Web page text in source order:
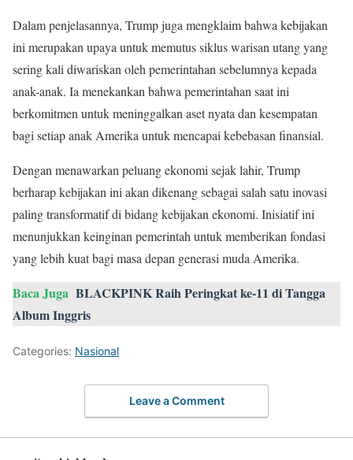
Dalam penjelasannya, Trump juga mengklaim bahwa kebijakan
ini merupakan upaya untuk memutus siklus warisan utang yang
sering kali diwariskan oleh pemerintahan sebelumnya kepada
anak-anak. Ia menekankan bahwa pemerintahan saat ini
berkomitmen untuk meninggalkan aset nyata dan kesempatan
bagi setiap anak Amerika untuk mencapai kebebasan finansial.
Dengan menawarkan peluang ekonomi sejak lahir, Trump
berharap kebijakan ini akan dikenang sebagai salah satu inovasi
paling transformatif di bidang kebijakan ekonomi. Inisiatif ini
menunjukkan keinginan pemerintah untuk memberikan fondasi
yang lebih kuat bagi masa depan generasi muda Amerika.
Baca Juga BLACKPINK Raih Peringkat ke-11 di Tangga
Album Inggris
Categories: Nasional
Leave a Comment